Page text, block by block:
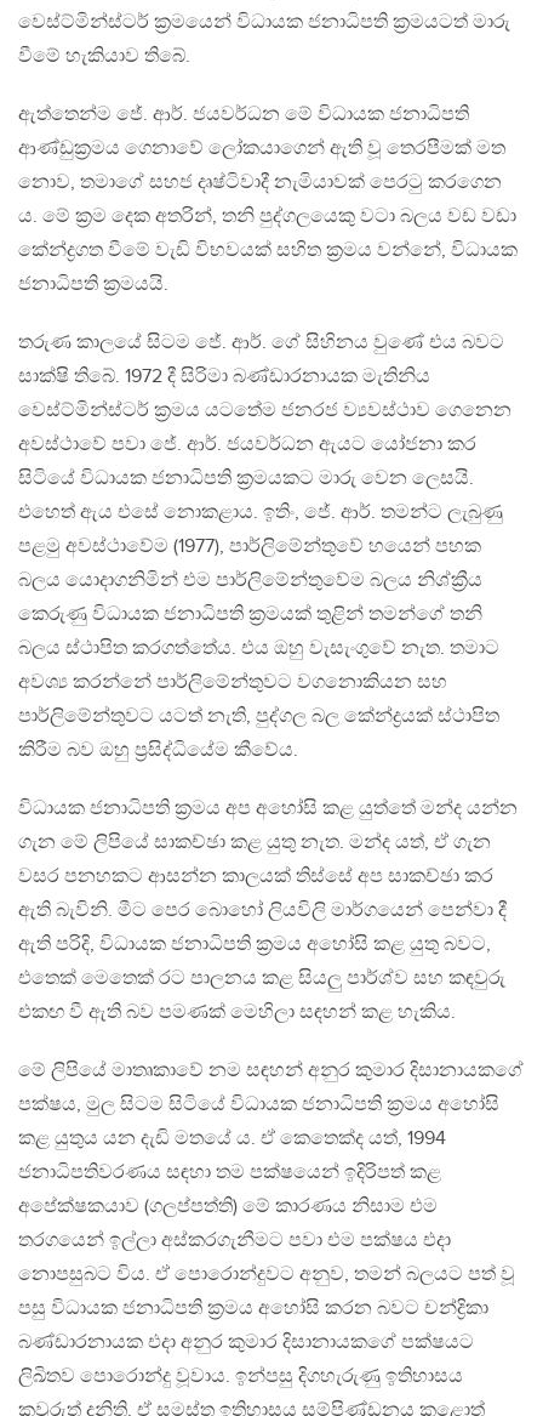
වෙස්ට්මින්ස්ටර් ක්‍රමයෙන් විධායක ජනාධිපති ක්‍රමයටත් මාරු
වීමේ හැකියාව තිබේ.
ඇත්තෙන්ම ජේ. ආර්. ජයවර්ධන මේ විධායක ජනාධිපති
ආණ්ඩුක්‍රමය ගෙනාවේ ලෝකයාගෙන් ඇති වූ තෙරපීමක් මත
නොව, තමාගේ සහජ දෘෂ්ටිවාදී නැමියාවක් පෙරටු කරගෙන
ය. මේ ක්‍රම දෙක අතරින්, තනි පුද්ගලයෙකු වටා බලය වඩ වඩා
කේන්ද්‍රගත වීමේ වැඩි විභවයක් සහිත ක්‍රමය වන්නේ, විධායක
ජනාධිපති ක්‍රමයයි.
තරුණ කාලයේ සිටම ජේ. ආර්. ගේ සිහිනය වුණේ එය බවට
සාක්ෂි තිබේ. 1972 දී සිරිමා බණ්ඩාරනායක මැතිනිය
වෙස්ට්මින්ස්ටර් ක්‍රමය යටතේම ජනරජ ව්‍යවස්ථාව ගෙනෙන
අවස්ථාවේ පවා ජේ. ආර්. ජයවර්ධන ඇයට යෝජනා කර
සිටියේ විධායක ජනාධිපති ක්‍රමයකට මාරු වෙන ලෙසයි.
එහෙත් ඇය එසේ නොකළාය. ඉතිං, ජේ. ආර්. තමන්ට ලැබුණු
පළමු අවස්ථාවේම (1977), පාර්ලිමේන්තුවේ හයෙන් පහක
බලය යොදාගනිමින් එම පාර්ලිමේන්තුවේම බලය නිශ්ක්‍රීය
කෙරුණු විධායක ජනාධිපති ක්‍රමයක් තුළින් තමන්ගේ තනි
බලය ස්ථාපිත කරගත්තේය. එය ඔහු වැසැංගුවේ නැත. තමාට
අවශ්‍ය කරන්නේ පාර්ලිමේන්තුවට වගනොකියන සහ
පාර්ලිමේන්තුවට යටත් නැති, පුද්ගල බල කේන්ද්‍රයක් ස්ථාපිත
කිරීම බව ඔහු ප්‍රසිද්ධියේම කීවේය.
විධායක ජනාධිපති ක්‍රමය අප අහෝසි කළ යුත්තේ මන්ද යන්න
ගැන මේ ලිපියේ සාකච්ඡා කළ යුතු නැත. මන්ද යත්, ඒ ගැන
වසර පනහකට ආසන්න කාලයක් තිස්සේ අප සාකච්ඡා කර
ඇති බැවිනි. මීට පෙර බොහෝ ලියවිලි මාර්ගයෙන් පෙන්වා දී
ඇති පරිදි, විධායක ජනාධිපති ක්‍රමය අහෝසි කළ යුතු බවට,
එතෙක් මෙතෙක් රට පාලනය කළ සියලු පාර්ශ්ව සහ කඳවුරු
එකඟ වී ඇති බව පමණක් මෙහිලා සඳහන් කළ හැකිය.
මේ ලිපියේ මාතෘකාවේ නම සඳහන් අනුර කුමාර දිසානායකගේ
පක්ෂය, මුල සිටම සිටියේ විධායක ජනාධිපති ක්‍රමය අහෝසි
කළ යුතුය යන දැඩි මතයේ ය. ඒ කෙතෙක්ද යත්, 1994
ජනාධිපතිවරණය සඳහා තම පක්ෂයෙන් ඉදිරිපත් කළ
අපේක්ෂකයාව (ගලප්පත්ති) මේ කාරණය නිසාම එම
තරගයෙන් ඉල්ලා අස්කරගැනීමට පවා එම පක්ෂය එදා
නොපසුබට විය. ඒ පොරොන්දුවට අනුව, තමන් බලයට පත් වූ
පසු විධායක ජනාධිපති ක්‍රමය අහෝසි කරන බවට චන්ද්‍රිකා
බණ්ඩාරනායක එදා අනුර කුමාර දිසානායකගේ පක්ෂයට
ලිඛිතව පොරොන්දු වූවාය. ඉන්පසු දිගහැරුණු ඉතිහාසය
කවුරුත් දනිති. ඒ සමස්ත ඉතිහාසය සම්පිණ්ඩනය කළොත්